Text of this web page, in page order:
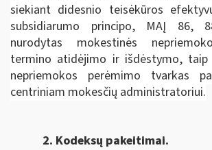
siekiant didesnio teisėkūros
subsidiarumo principo, MAĮ 86,
nurodytas mokestinės
termino atidėjimo ir išdėstymo,
nepriemokos perėmimo tvarkas
centriniam mokesčių administratoriui.
2. Kodeksų pakeitimai.